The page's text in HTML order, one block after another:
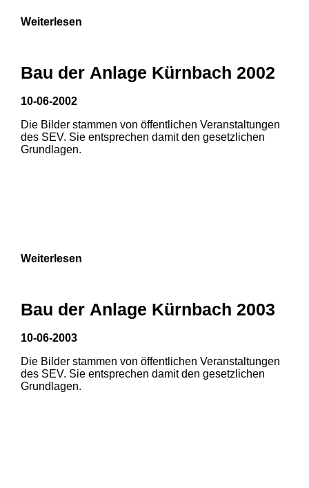
Weiterlesen
Bau der Anlage Kürnbach 2002
10-06-2002
Die Bilder stammen von öffentlichen Veranstaltungen
des SEV. Sie entsprechen damit den gesetzlichen
Grundlagen.
Weiterlesen
Bau der Anlage Kürnbach 2003
10-06-2003
Die Bilder stammen von öffentlichen Veranstaltungen
des SEV. Sie entsprechen damit den gesetzlichen
Grundlagen.